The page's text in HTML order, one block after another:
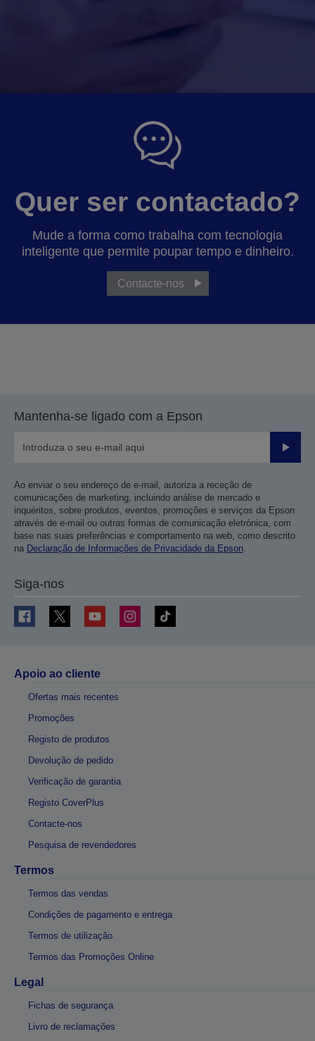
Quer ser contactado?
Mude a forma como trabalha com tecnologia
inteligente que permite poupar tempo e dinheiro.
Contacte-nos
Mantenha-se ligado com a Epson
Enviar
Ao enviar o seu endereço de e-mail, autoriza a receção de
comunicações de marketing, incluindo análise de mercado e
inquéritos, sobre produtos, eventos, promoções e serviços da Epson
através de e-mail ou outras formas de comunicação eletrónica, com
base nas suas preferências e comportamento na web, como descrito
na Declaração de Informações de Privacidade da Epson
Siga-nos
Apoio ao cliente
Ofertas mais recentes
Promoções
Registo de produtos
Devolução de pedido
Verificação de garantia
Registo CoverPlus
Contacte-nos
Pesquisa de revendedores
Termos
Termos das vendas
Condições de pagamento e entrega
Termos de utilização
Termos das Promoções Online
Legal
Fichas de segurança
Livro de reclamações